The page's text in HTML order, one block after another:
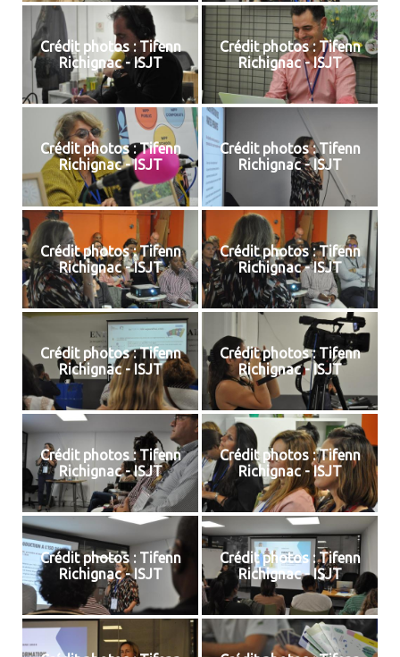
Crédit photos : Tifenn
Richignac - ISJT
Crédit photos : Tifenn
Richignac - ISJT
Crédit photos : Tifenn
Richignac - ISJT
Crédit photos : Tifenn
Richignac - ISJT
Crédit photos : Tifenn
Richignac - ISJT
Crédit photos : Tifenn
Richignac - ISJT
Crédit photos : Tifenn
Richignac - ISJT
Crédit photos : Tifenn
Richignac - ISJT
Crédit photos : Tifenn
Richignac - ISJT
Crédit photos : Tifenn
Richignac - ISJT
Crédit photos : Tifenn
Richignac - ISJT
Crédit photos : Tifenn
Richignac - ISJT